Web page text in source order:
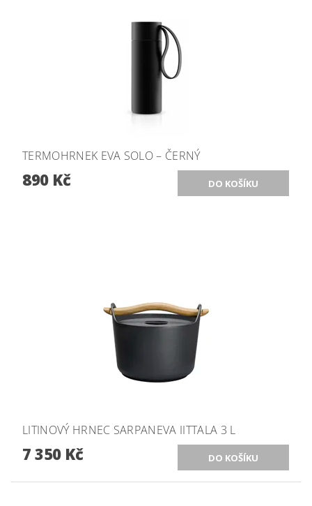
TERMOHRNEK EVA SOLO – ČERNÝ
890 Kč
LITINOVÝ HRNEC SARPANEVA IITTALA 3 L
7 350 Kč